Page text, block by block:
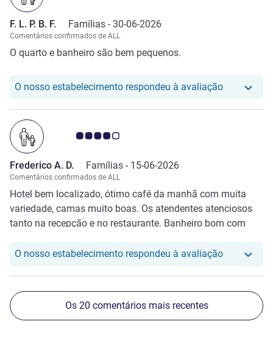
F. L. P. B. F. Famílias - 30-06-2026
Comentários confirmados de ALL
O quarto e banheiro são bem pequenos.
O nosso estabelecimento respondeu à avaliaçãoO nosso
Nota clientes Avis 4.0/5
Frederico A. D. Famílias - 15-06-2026
Comentários confirmados de ALL
Hotel bem localizado, ótimo café da manhã com muita
variedade, camas muito boas. Os atendentes atenciosos
tanto na recepção e no restaurante. Banheiro bom com
Mas o quarto é muito pequeno e não tinha mini geladeira e
O nosso estabelecimento respondeu à avaliaçãoO nosso
Os 20 comentários mais recentes